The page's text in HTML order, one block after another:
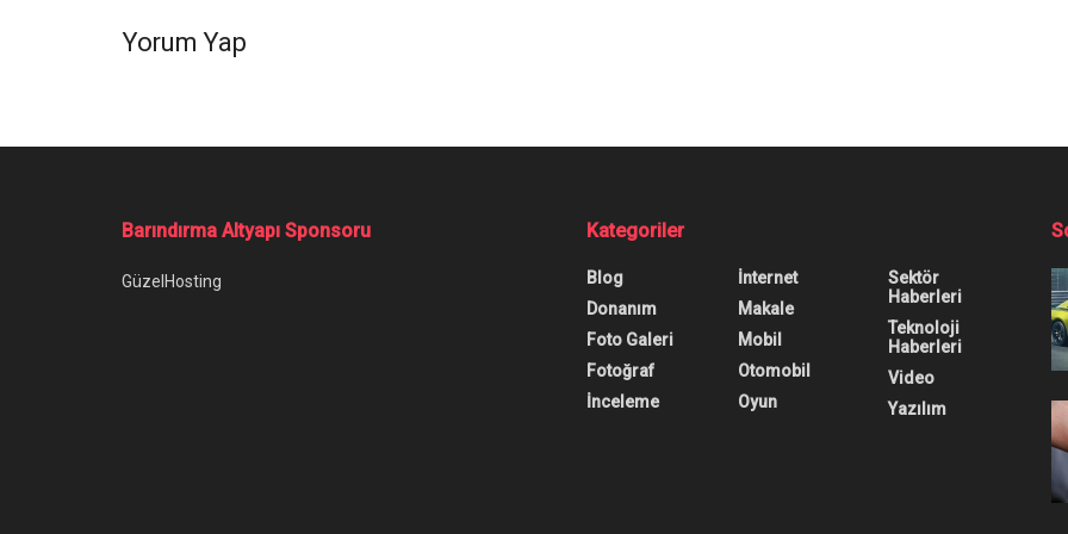
Yorum Yap
Barındırma Altyapı Sponsoru
GüzelHosting
Kategoriler
Blog
Donanım
Foto Galeri
Fotoğraf
İnceleme
İnternet
Makale
Mobil
Otomobil
Oyun
Sektör
Haberleri
Teknoloji
Haberleri
Video
Yazılım